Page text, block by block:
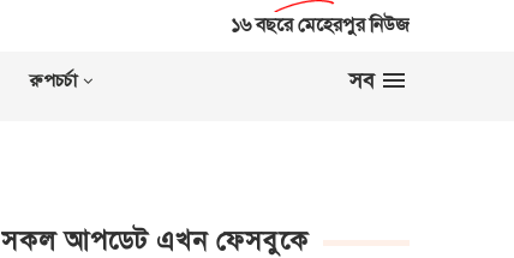
১৬ বছরে মেহেরপুর নিউজ
রুপচর্চা সব
সকল আপডেট এখন ফেসবুকে